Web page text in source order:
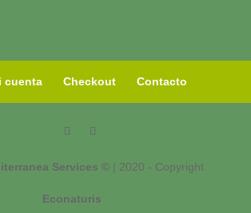
cuenta Checkout Contacto
Services © | 2020 - Copyright
Econaturis